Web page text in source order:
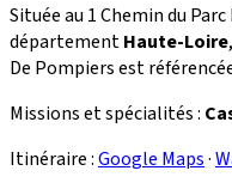
Située au 1 Chemin du
départementHaute-Loire
De Pompiers est
Missions et spécialités :
Itinéraire :Google Maps·